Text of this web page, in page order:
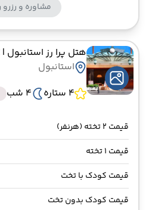
مشاوره و رزرو
هتل پرا رز استانبول | PERA ROSE
استانبول
4 ستاره
4 شب
قیمت 2 تخته (هرنفر)
قیمت 1 تخته
قیمت کودک با تخت
قیمت کودک بدون تخت